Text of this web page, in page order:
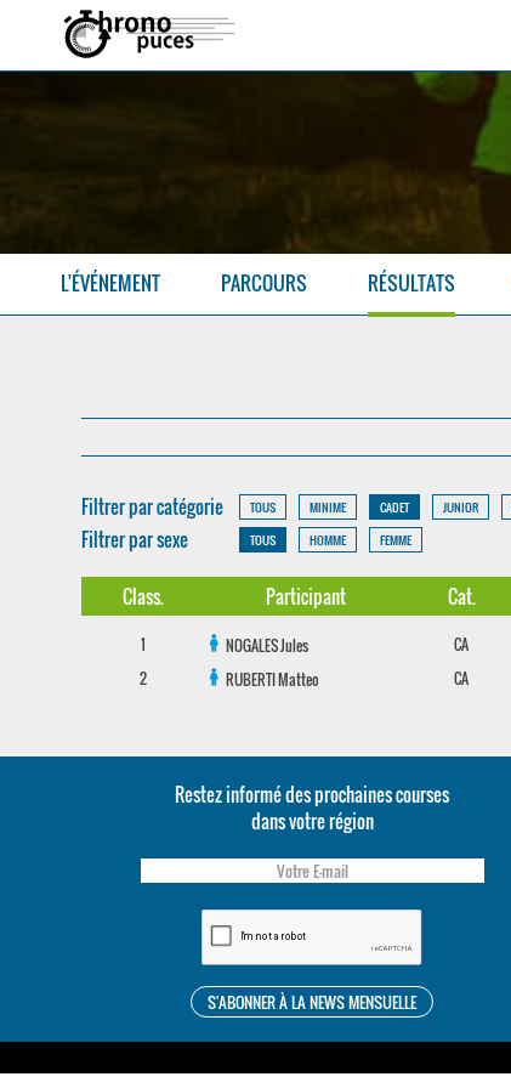
L'ÉVÉNEMENT PARCOURS RÉSULTATS
Filtrer par catégorie TOUS MINIME CADET JUNIOR
Filtrer par sexe TOUS HOMME FEMME
Class. Participant Cat.
1 NOGALESJules CA
2
RUBERTIMatteo CA
Restez informé des prochaines courses
dans votre région